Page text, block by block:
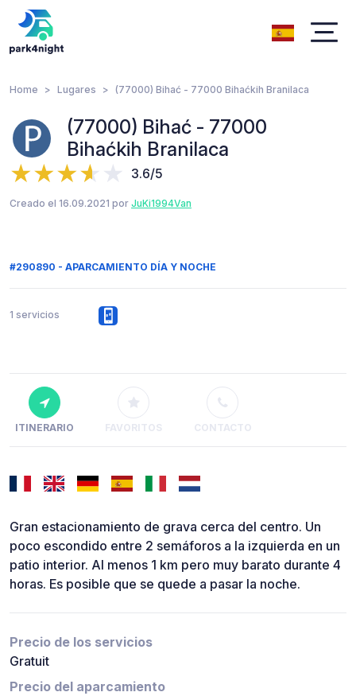
Home Lugares (77000) Bihać - 77000 Bihaćkih Branilaca
(77000) Bihać - 77000
Bihaćkih Branilaca
3.6/5
Creado el 16.09.2021 por JuKi1994Van
#290890 - APARCAMIENTO DÍA Y NOCHE
1 servicios
ITINERARIO FAVORITOS CONTACTO
Gran estacionamiento de grava cerca del centro. Un
poco escondido entre 2 semáforos a la izquierda en un
patio interior. Al menos 1 km pero muy barato durante 4
horas. Es posible que se quede a pasar la noche.
Precio de los servicios
Gratuit
Precio del aparcamiento